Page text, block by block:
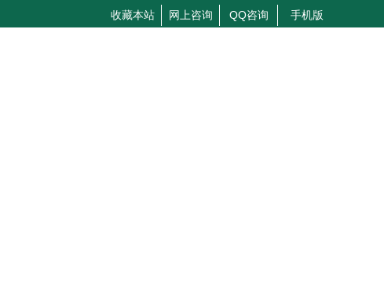
收藏本站 网上咨询 QQ咨询 手机版